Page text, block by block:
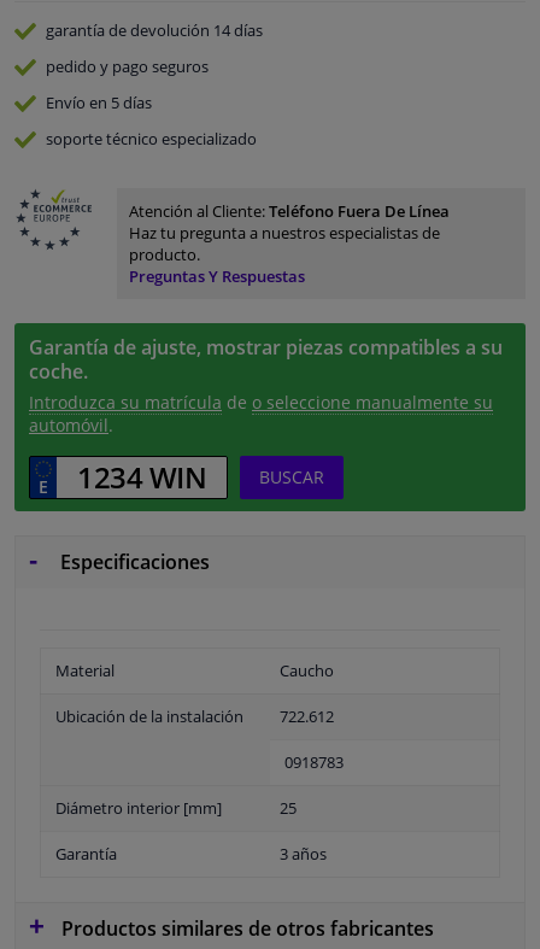
garantía de devolución 14 días
pedido y pago seguros
Envío en 5 días
soporte técnico especializado
Atención al Cliente:Teléfono Fuera De Línea
Haz tu pregunta a nuestros especialistas de
producto.
Preguntas Y Respuestas
Garantía de ajuste, mostrar piezas compatibles a su
coche.
Introduzca su matrícula de o seleccione manualmente su
automóvil.
BUSCAR
Especificaciones
Material Caucho
Ubicación de la instalación 722.612
0918783
Diámetro interior [mm] 25
Garantía 3 años
Productos similares de otros fabricantes